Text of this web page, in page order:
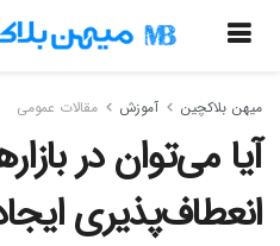
میهن بلاکچین آموزش مقالات عمومی
آیا می‌توان در
انعطاف‌پذیری